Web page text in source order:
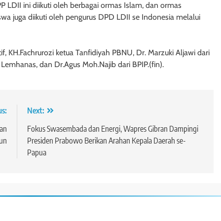
LDII ini diikuti oleh berbagai ormas Islam, dan ormas
juga diikuti oleh pengurus DPD LDII se Indonesia melalui
KH.Fachrurozi ketua Tanfidiyah PBNU, Dr. Marzuki Aljawi dari
dan Dr.Agus Moh.Najib dari BPIP.(fin).
Next:
Fokus Swasembada dan Energi, Wapres Gibran Dampingi
Presiden Prabowo Berikan Arahan Kepala Daerah se-
Papua